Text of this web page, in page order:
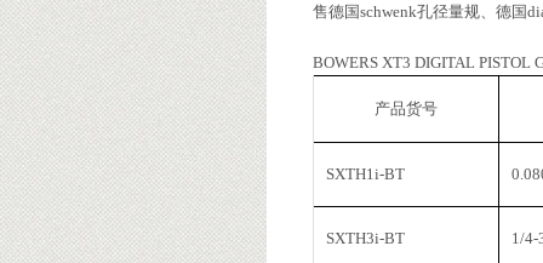
售德国schwenk孔径量规、德国
BOWERS XT3 DIGITAL PISTOL
产品货号
SXTH1i-BT
SXTH3i-BT 1/4-